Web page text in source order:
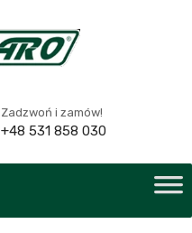
Zadzwoń i zamów!
+48 531 858 030